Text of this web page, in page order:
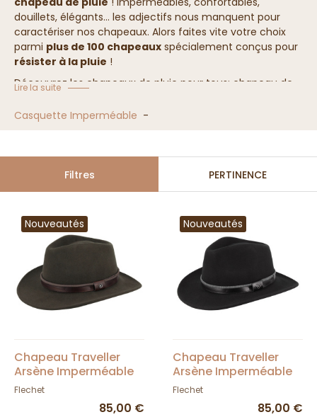
douillets, élégants... les adjectifs nous manquent pour
caractériser nos chapeaux. Alors faites vite votre choix
parmi plus de 100 chapeaux spécialement conçus pour
résister à la pluie !
Découvrez les chapeaux de pluie pour tous: chapeau de
chapeaux de pluie enfant. Il y a aussi les
pluie.
Lire la suite
Casquette Imperméable -
Filtres PERTINENCE
Nouveautés
Chapeau Traveller
Arsène Imperméable
Crushable Feutre Kaki
Flechet
85,00 €
Nouveautés
Chapeau Traveller
Arsène Imperméable
Crushable Feutre Noir
Flechet
85,00 €